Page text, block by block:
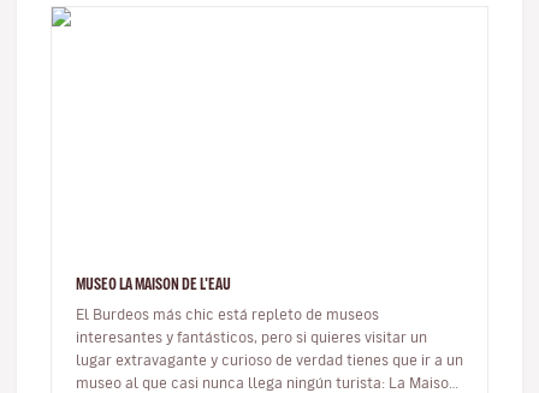
MUSEO LA MAISON DE L'EAU
El Burdeos más chic está repleto de museos
interesantes y fantásticos, pero si quieres visitar un
lugar extravagante y curioso de verdad tienes que ir a un
museo al que casi nunca llega ningún turista: La Maison